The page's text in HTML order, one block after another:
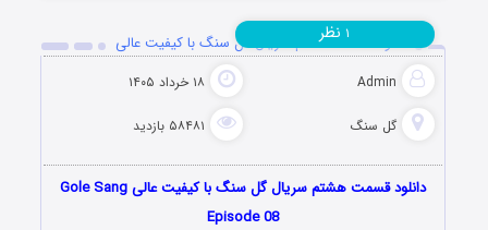
دانلود قسمت هشتم سریال گل سنگ با کیفیت عالی
Admin ۱۸ خرداد ۱۴۰۵
گل سنگ ۵۸۴۸۱ بازدید
۱ نظر
دانلود قسمت هشتم سریال گل سنگ با کیفیت عالی Gole Sang
Episode 08